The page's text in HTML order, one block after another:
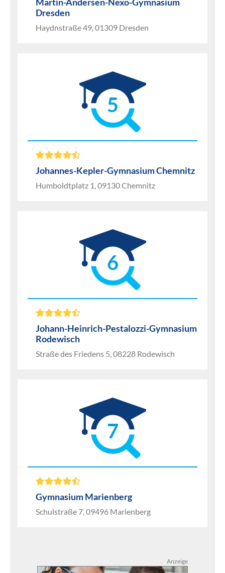
Dresden
Haydnstraße 49, 01309 Dresden
5
Johannes-Kepler-Gymnasium Chemnitz
Humboldtplatz 1, 09130 Chemnitz
6
Johann-Heinrich-Pestalozzi-Gymnasium
Rodewisch
Straße des Friedens 5, 08228 Rodewisch
7
Gymnasium Marienberg
Schulstraße 7, 09496 Marienberg
Anzeige